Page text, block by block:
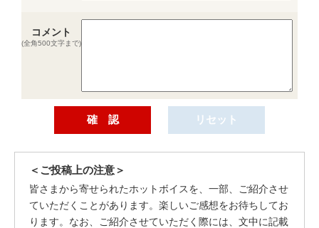
コメント
(全角500文字まで)
＜ご投稿上の注意＞
皆さまから寄せられたホットボイスを、一部、ご紹介させ
ていただくことがあります。楽しいご感想をお待ちしてお
ります。なお、ご紹介させていただく際には、文中に記載